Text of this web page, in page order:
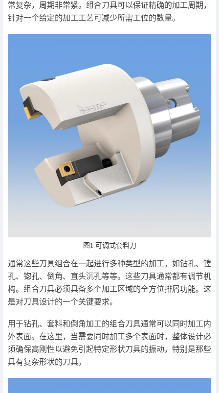
常复杂，周期非常紧。组合刀具可以保证精确的加工周期，
针对一个给定的加工工艺可减少所需工位的数量。
图1 可调式套料刀
通常这些刀具组合在一起进行多种类型的加工，如钻孔、镗
孔、锪孔、倒角、直头沉孔等等。这些刀具通常都有调节机
构。组合刀具必须具备多个加工区域的全方位排屑功能。这
是对刀具设计的一个关键要求。
用于钻孔、套料和倒角加工的组合刀具通常可以同时加工内
外表面。在这里，当需要同时加工多个表面时，整体设计必
须确保高刚性以避免引起特定形状刀具的振动，特别是那些
具有复杂形状的刀具。